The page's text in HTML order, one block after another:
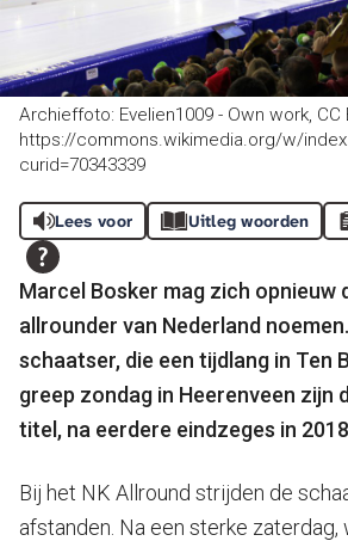
Archieffoto: Evelien1009 - Own work, CC
https://commons.wikimedia.org/w/
curid=70343339
Lees voor Uitleg woorden
Marcel Bosker mag zich opnieuw
allrounder van Nederland
schaatser, die een tijdlang in Ten
greep zondag in Heerenveen zijn
titel, na eerdere eindzeges in
Bij het NK Allround strijden de
afstanden. Na een sterke zaterdag,